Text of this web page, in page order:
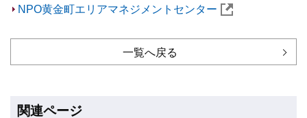
NPO黄金町エリアマネジメントセンター
一覧へ戻る
関連ページ